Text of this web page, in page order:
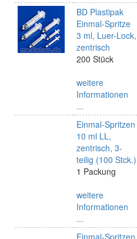
BD Plastipak
Einmal-Spritze
3 ml, Luer-Lock,
zentrisch
200 Stück
weitere
Informationen
...
Einmal-Spritzen
10 ml LL,
zentrisch, 3-
teilig (100 Stck.)
1 Packung
weitere
Informationen
...
Einmal-Spritzen